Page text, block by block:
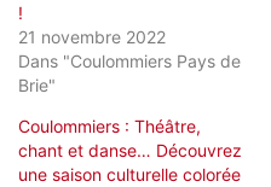
!
21 novembre 2022
Dans "Coulommiers Pays de
Brie"
Coulommiers : Théâtre,
chant et danse… Découvrez
une saison culturelle colorée